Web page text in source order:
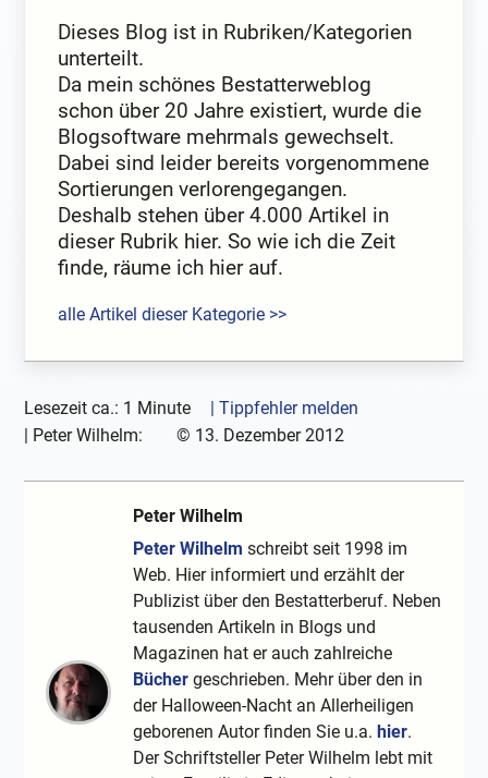
Dieses Blog ist in Rubriken/Kategorien
unterteilt.
Da mein schönes Bestatterweblog
schon über 20 Jahre existiert, wurde die
Blogsoftware mehrmals gewechselt.
Dabei sind leider bereits vorgenommene
Sortierungen verlorengegangen.
Deshalb stehen über 4.000 Artikel in
dieser Rubrik hier. So wie ich die Zeit
finde, räume ich hier auf.
alle Artikel dieser Kategorie >>
Lesezeit ca.: 1 Minute
| Tippfehler melden
| Peter Wilhelm: © 13. Dezember 2012
Peter Wilhelm
Peter Wilhelm schreibt seit 1998 im
Web. Hier informiert und erzählt der
Publizist über den Bestatterberuf. Neben
tausenden Artikeln in Blogs und
Magazinen hat er auch zahlreiche
Bücher geschrieben. Mehr über den in
der Halloween-Nacht an Allerheiligen
geborenen Autor finden Sie u.a.hier.
Der Schriftsteller Peter Wilhelm lebt mit